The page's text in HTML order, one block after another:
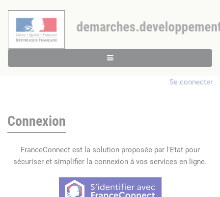
Se connecter
Connexion
FranceConnect est la solution proposée par l'Etat pour
sécuriser et simplifier la connexion à vos services en ligne.